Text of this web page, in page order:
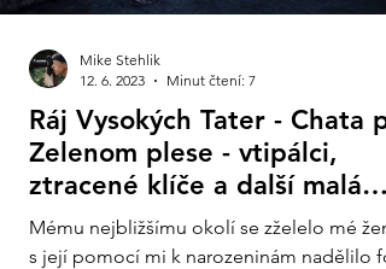
Ráj Vysokých Tater - Chata
Zelenom plese - vtipálci,
ztracené klíče a další malá
šílenství...
Mému nejbližšímu okolí se zželelo mé
s její pomocí mi k narozeninám nadělilo
Mike Stehlik
12. 6. 2023
Minut čtení: 7